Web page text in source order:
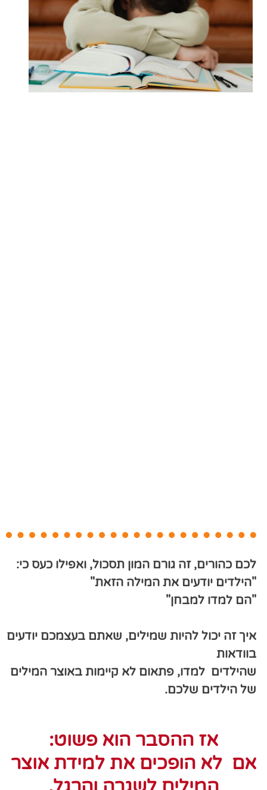
לכם כהורים, זה גורם המון תסכול, ואפילו כעס כי:
"הילדים יודעים את המילה הזאת"
"הם למדו למבחן"
איך זה יכול להיות שמילים, שאתם בעצמכם יודעים
בוודאות
שהילדים למדו, פתאום לא קיימות באוצר המילים
של הילדים שלכם.
אז ההסבר הוא פשוט:
אם לא הופכים את למידת אוצר